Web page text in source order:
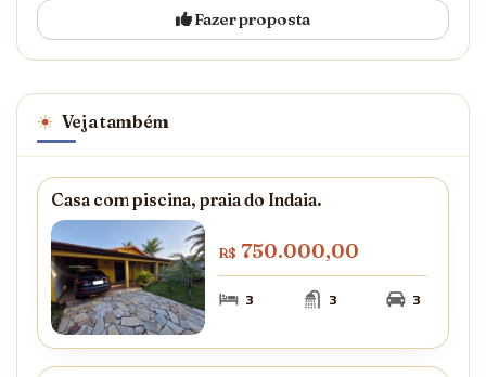
Fazer proposta
Veja também
Casa com piscina, praia do Indaia.
R$ 750.000,00
3 3 3